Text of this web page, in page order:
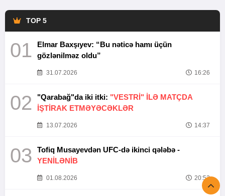
TOP 5
01
Elmar Baxşıyev: “Bu nəticə hamı üçün
gözlənilməz oldu”
31.07.2026 16:26
02 "Qarabağ"da iki itki: "VESTRİ" İLƏ MATÇDA
İŞTİRAK ETMƏYƏCƏKLƏR
13.07.2026 14:37
03
Tofiq Musayevdən UFC-də ikinci qələbə -
YENİLƏNİB
01.08.2026 20:52